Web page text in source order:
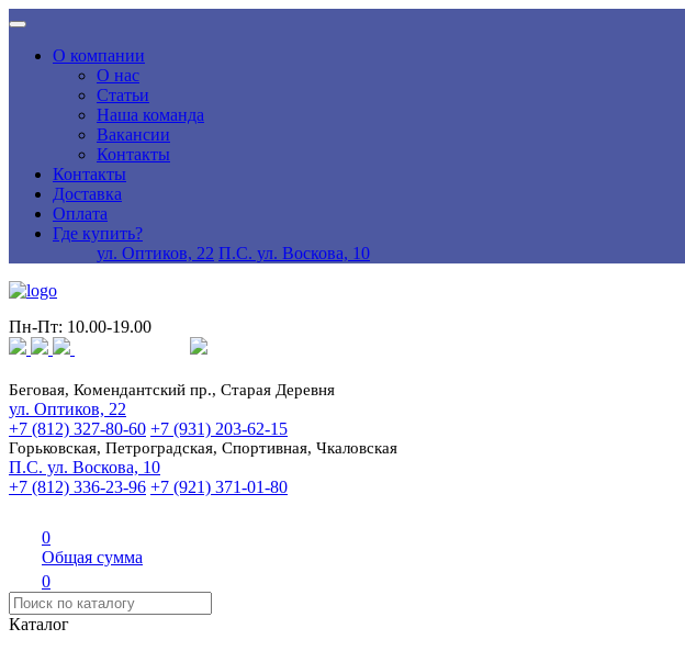
О компании
О нас
Статьи
Наша команда
Вакансии
Контакты
Контакты
Доставка
Оплата
Где купить?
ул. Оптиков, 22 П.С. ул. Воскова, 10
Пн-Пт: 10.00-19.00
Беговая, Комендантский пр., Старая Деревня
ул. Оптиков, 22
+7 (812) 327-80-60 +7 (931) 203-62-15
Горьковская, Петроградская, Спортивная, Чкаловская
П.С. ул. Воскова, 10
+7 (812) 336-23-96 +7 (921) 371-01-80
0
Общая сумма
0
Каталог